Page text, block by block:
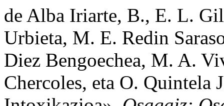
de Alba Iriarte, B., E. L.
Urbieta, M. E. Redin
Diez Bengoechea, M. A.
Chercoles, eta O. Quintela